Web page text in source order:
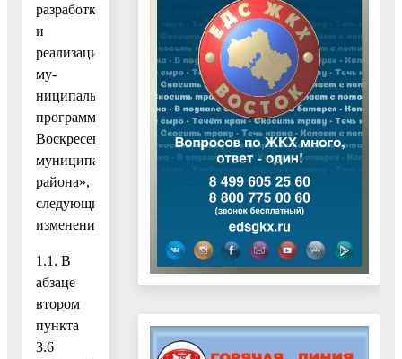
разработки
и
реализации
му-
ниципальных
программ
Воскресенского
муниципального
района»,
следующие
изменения:
1.1. В
абзаце
втором
пункта
3.6